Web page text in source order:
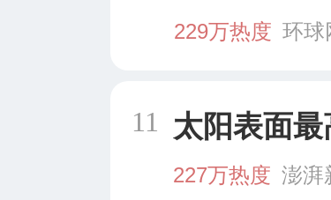
229万热度 环球
11 太阳表面
227万热度 澎湃